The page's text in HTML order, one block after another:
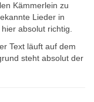
Kämmerlein zu
Lieder in
absolut richtig.
Text läuft auf dem
steht absolut der